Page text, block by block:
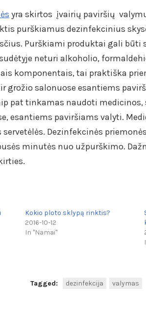
yra skirtos įvairių paviršių
purškiamus dezinfekcinius
Purškiami produktai gali būti
neturi alkoholio,
komponentais, tai praktiška
ir grožio salonuose esantiems
pat tinkamas naudoti medicinos,
esantiems paviršiams valyti.
Dezinfekcinės
minutės nuo užpurškimo.
Kokio ploto sklypą rinktis?
2016-10-12
In "Namai"
Tagged: dezinfekcija valymas